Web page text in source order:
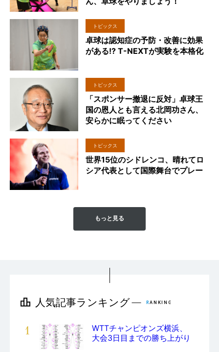
トピックス
卓球は認知症の予防・改善に効果
がある!? T-NEXTが実験を本格化
トピックス
「スポンサー撤退に反対」卓球王
国の恩人とも言える北岡功さん、
安らかに眠ってください
トピックス
世界15位のシドレンコ、晴れてロ
シア代表として国際舞台でプレー
もっと見る
1
WTTチャンピオンズ横浜、
大会3日目までの勝ち上がり